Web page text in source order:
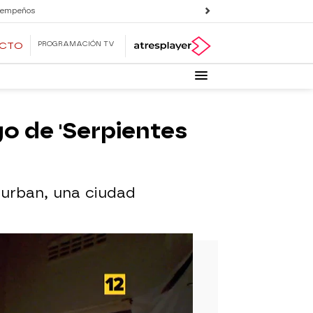
PROGRAMACIÓN TV
de 'Serpientes
una ciudad